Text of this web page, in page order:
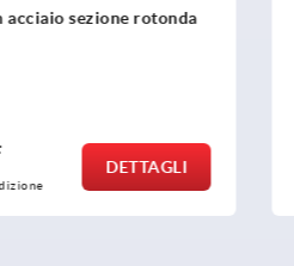
in alluminio
DETTAGLI